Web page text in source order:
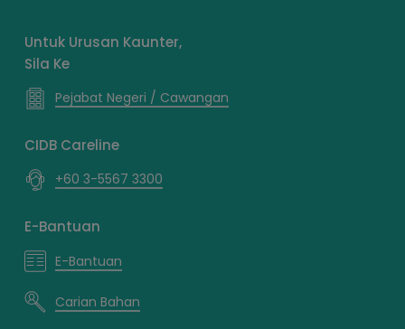
Untuk Urusan Kaunter,
Sila Ke
Pejabat Negeri / Cawangan
CIDB Careline
+60 3-5567 3300
E-Bantuan
E-Bantuan
Carian Bahan